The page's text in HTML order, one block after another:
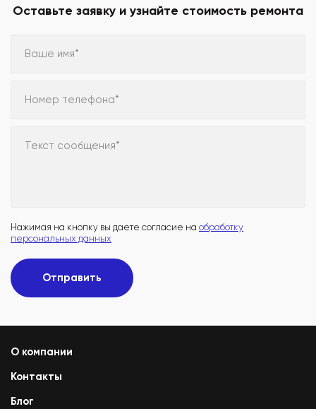
Оставьте заявку и узнайте стоимость ремонта
Ваше имя*
Номер телефона*
Текст сообщения*
Нажимая на кнопку вы даете согласие на обработку
персональных данных
Отправить
О компании
Контакты
Блог